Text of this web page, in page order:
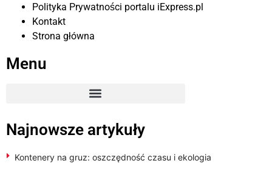
Polityka Prywatności portalu iExpress.pl
Kontakt
Strona główna
Menu
Najnowsze artykuły
Kontenery na gruz: oszczędność czasu i ekologia